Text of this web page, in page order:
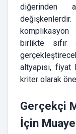
diğerinden
komplikasyon
birlikte sıfır
altyapısı,
kriter olarak öne
Gerçekçi
İçin